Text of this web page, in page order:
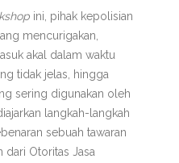
ini, pihak kepolisian
mencurigakan,
akal dalam waktu
tidak jelas, hingga
sering digunakan oleh
langkah-langkah
sebuah tawaran
dari Otoritas Jasa